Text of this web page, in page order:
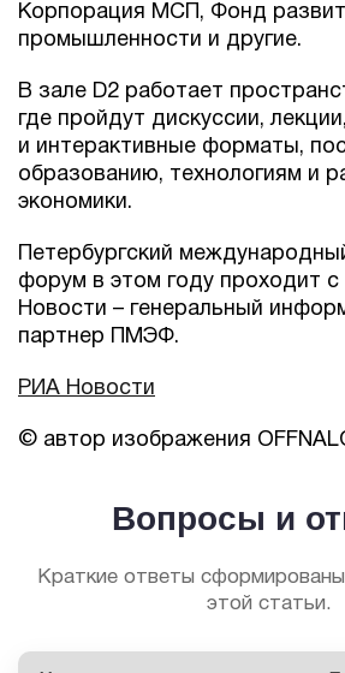
Корпорация МСП, Фонд
промышленности и другие.
В зале D2 работает
где пройдут дискуссии,
и интерактивные форматы,
образованию, технологиям и
экономики.
Петербургский
форум в этом году проходит
Новости – генеральный
партнер ПМЭФ.
РИА Новости
© автор изображения
Вопросы и
Краткие ответы
этой статьи.